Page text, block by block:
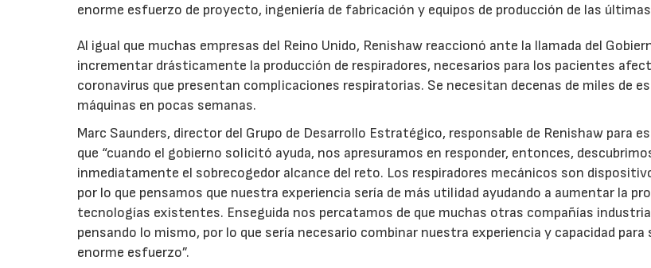
enorme esfuerzo de proyecto, ingeniería de fabricación y equipos de producción de las
Al igual que muchas empresas del Reino Unido, Renishaw reaccionó ante la llamada del
incrementar drásticamente la producción de respiradores, necesarios para los pacientes
coronavirus que presentan complicaciones respiratorias. Se necesitan decenas de miles de
máquinas en pocas semanas.
Marc Saunders, director del Grupo de Desarrollo Estratégico, responsable de Renishaw para
que “cuando el gobierno solicitó ayuda, nos apresuramos en responder, entonces,
inmediatamente el sobrecogedor alcance del reto. Los respiradores mecánicos son
por lo que pensamos que nuestra experiencia sería de más utilidad ayudando a aumentar la
tecnologías existentes. Enseguida nos percatamos de que muchas otras compañías
pensando lo mismo, por lo que sería necesario combinar nuestra experiencia y capacidad para
enorme esfuerzo”.